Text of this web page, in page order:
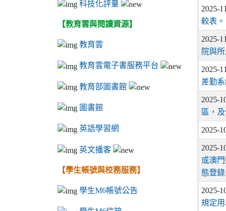
2025-
較表。
2025-
院與
2025-
差勤
2025-
區，
2025-
2025-
或澳
態登
2025-
規定
科技化評量
【教育雲與閱讀資源】
教育雲
教育雲電子書服務平台
教育部圖書館
圖書館
英語學習網
英文播客
【學生帳號與校務服務】
學生M6帳號公告